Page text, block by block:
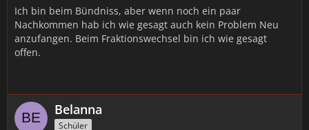
Ich bin beim Bündniss, aber wenn noch ein paar
Nachkommen hab ich wie gesagt auch kein Problem Neu
anzufangen. Beim Fraktionswechsel bin ich wie gesagt
offen.
Belanna
Schüler